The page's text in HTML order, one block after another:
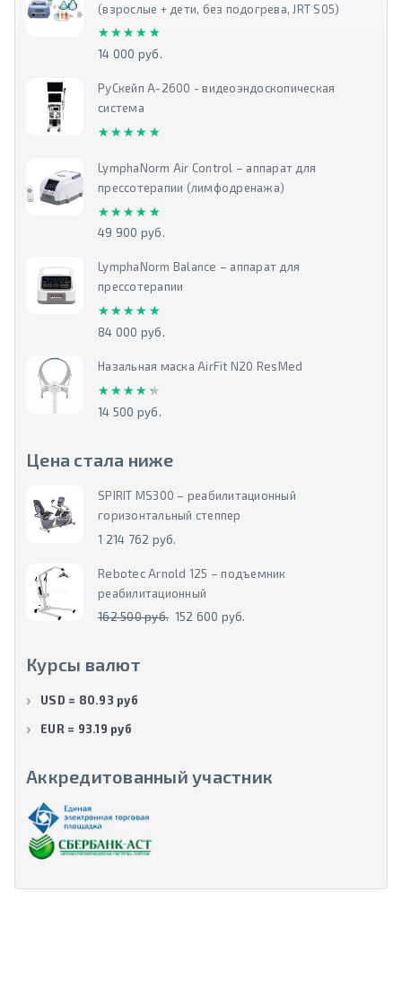
(взрослые + дети, без подогрева, JRT S05)
★★★★★
★★★★★
14 000 руб.
РуСкейп А-2600 - видеоэндоскопическая
система
★★★★★
★★★★★
LymphaNorm Air Control – аппарат для
прессотерапии (лимфодренажа)
★★★★★
★★★★★
49 900 руб.
LymphaNorm Balance – аппарат для
прессотерапии
★★★★★
★★★★★
84 000 руб.
Назальная маска AirFit N20 ResMed
★★★★★
★★★★★
14 500 руб.
Цена стала ниже
SPIRIT MS300 – реабилитационный
горизонтальный степпер
1 214 762 руб.
Rebotec Arnold 125 – подъемник
реабилитационный
162 500 руб. 152 600 руб.
Курсы валют
USD = 80.93 руб
EUR = 93.19 руб
Аккредитованный участник